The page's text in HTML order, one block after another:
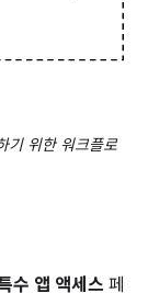
기 위한 워크플로
수 앱 액세스 페